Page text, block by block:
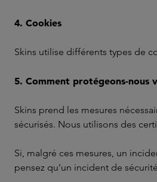
4. Cookies
Skins utilise différents types de
5. Comment protégeons-nous
Skins prend les mesures
sécurisés. Nous utilisons des
Si, malgré ces mesures, un
pensez qu’un incident de